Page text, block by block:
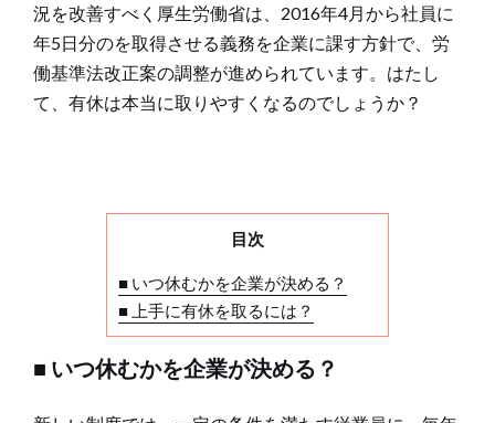
況を改善すべく厚生労働省は、2016年4月から社員に
年5日分のを取得させる義務を企業に課す方針で、労
働基準法改正案の調整が進められています。はたし
て、有休は本当に取りやすくなるのでしょうか？
目次
■ いつ休むかを企業が決める？
■ 上手に有休を取るには？
■ いつ休むかを企業が決める？